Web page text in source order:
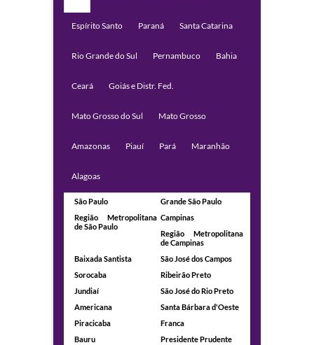
Espírito Santo Paraná Santa Catarina
Rio Grande do Sul Pernambuco Bahia
Ceará Goiás e Distr. Fed.
Mato Grosso do Sul Mato Grosso
Amazonas Piauí Pará Maranhão
Alagoas
São Paulo
Grande São Paulo
Região Metropolitana
de São Paulo
Campinas
Região Metropolitana
de Campinas
Baixada Santista
São José dos Campos
Sorocaba
Ribeirão Preto
Jundiaí
São José do Rio Preto
Americana
Santa Bárbara d'Oeste
Piracicaba
Franca
Bauru
Presidente Prudente